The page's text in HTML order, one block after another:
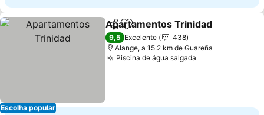
Escolha popular
PartilharAdicionar aos favoritos
Apartamentos Trinidad
9,5 Excelente
438
Alange, a 15.2 km de Guareña
Piscina de água salgada